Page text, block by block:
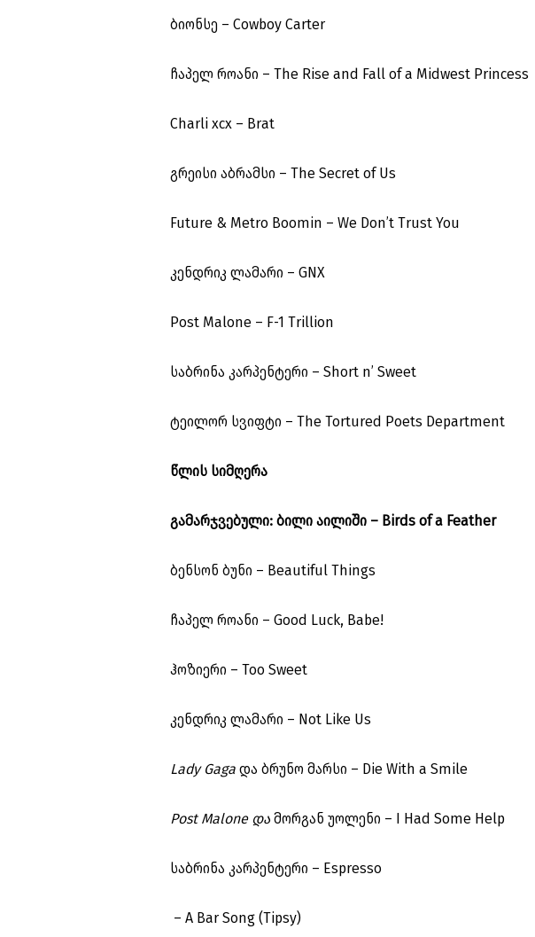
ბიონსე – Cowboy Carter
ჩაპელ როანი – The Rise and Fall of a Midwest Princess
Charli xcx – Brat
გრეისი აბრამსი – The Secret of Us
Future & Metro Boomin – We Don’t Trust You
კენდრიკ ლამარი – GNX
Post Malone – F-1 Trillion
საბრინა კარპენტერი – Short n’ Sweet
ტეილორ სვიფტი – The Tortured Poets Department
წლის სიმღერა
გამარჯვებული: ბილი აილიში – Birds of a Feather
ბენსონ ბუნი – Beautiful Things
ჩაპელ როანი – Good Luck, Babe!
ჰოზიერი – Too Sweet
კენდრიკ ლამარი – Not Like Us
Lady Gaga და ბრუნო მარსი – Die With a Smile
Post Malone და მორგან უოლენი – I Had Some Help
საბრინა კარპენტერი – Espresso
– A Bar Song (Tipsy)